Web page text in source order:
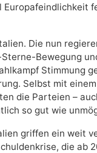
Europafeindlichkeit
Die nun
Bewegung
Stimmung
Selbst mit
die Parteien –
so gut wie
griffen ein weit
die ab